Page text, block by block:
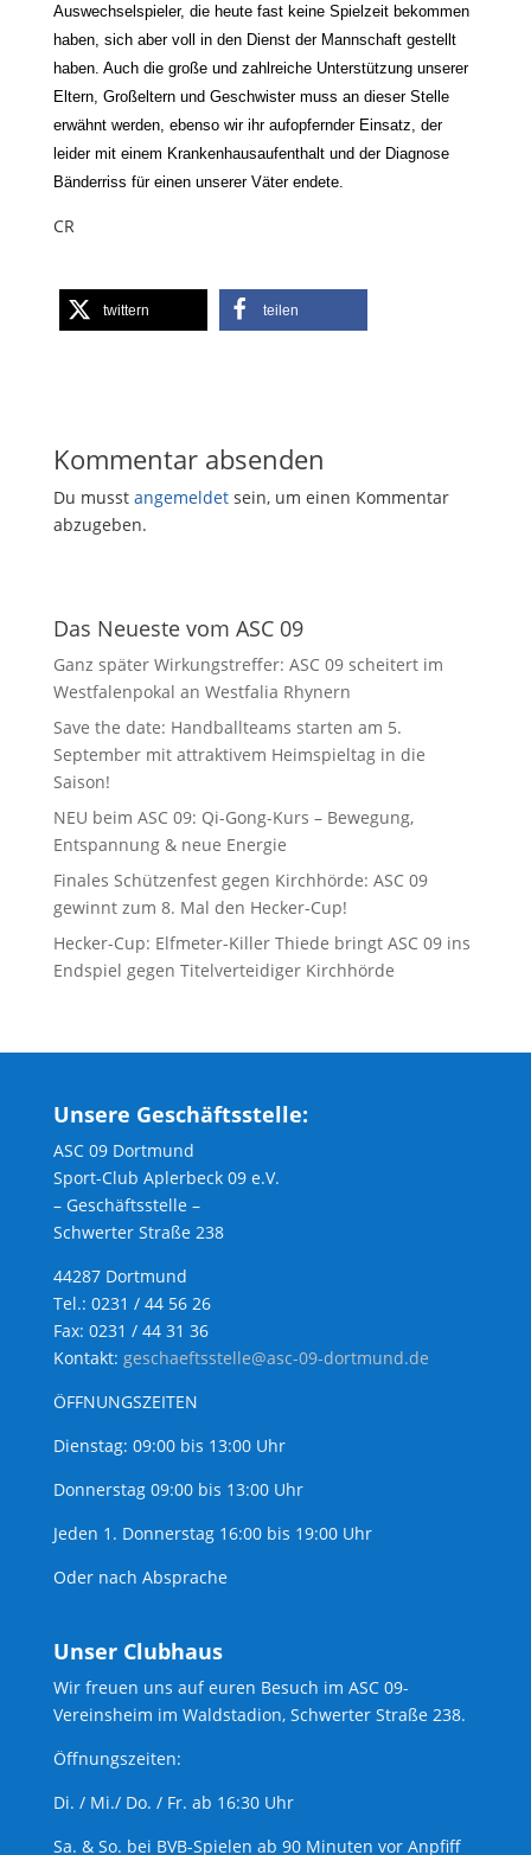
Auswechselspieler, die heute fast keine Spielzeit bekommen
haben, sich aber voll in den Dienst der Mannschaft gestellt
haben. Auch die große und zahlreiche Unterstützung unserer
Eltern, Großeltern und Geschwister muss an dieser Stelle
erwähnt werden, ebenso wir ihr aufopfernder Einsatz, der
leider mit einem Krankenhausaufenthalt und der Diagnose
Bänderriss für einen unserer Väter endete.
CR
twittern teilen
Kommentar absenden
Du musst angemeldetsein, um einen Kommentar
abzugeben.
Das Neueste vom ASC 09
Ganz später Wirkungstreffer: ASC 09 scheitert im
Westfalenpokal an Westfalia Rhynern
Save the date: Handballteams starten am 5.
September mit attraktivem Heimspieltag in die
Saison!
NEU beim ASC 09: Qi-Gong-Kurs – Bewegung,
Entspannung & neue Energie
Finales Schützenfest gegen Kirchhörde: ASC 09
gewinnt zum 8. Mal den Hecker-Cup!
Hecker-Cup: Elfmeter-Killer Thiede bringt ASC 09 ins
Endspiel gegen Titelverteidiger Kirchhörde
Unsere Geschäftsstelle:
ASC 09 Dortmund
Sport-Club Aplerbeck 09 e.V.
– Geschäftsstelle –
Schwerter Straße 238
44287 Dortmund
Tel.: 0231 / 44 56 26
Fax: 0231 / 44 31 36
Kontakt: geschaeftsstelle@asc-09-dortmund.de
ÖFFNUNGSZEITEN
Dienstag: 09:00 bis 13:00 Uhr
Donnerstag 09:00 bis 13:00 Uhr
Jeden 1. Donnerstag 16:00 bis 19:00 Uhr
Oder nach Absprache
Unser Clubhaus
Wir freuen uns auf euren Besuch im ASC 09-
Vereinsheim im Waldstadion, Schwerter Straße 238.
Öffnungszeiten:
Di. / Mi./ Do. / Fr. ab 16:30 Uhr
Sa. & So. bei BVB-Spielen ab 90 Minuten vor Anpfiff